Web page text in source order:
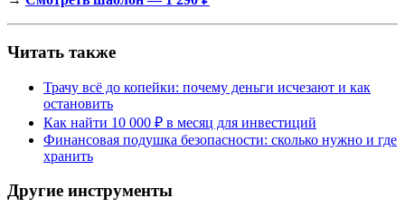
Читать также
Трачу всё до копейки: почему деньги исчезают и как
остановить
Как найти 10 000 ₽ в месяц для инвестиций
Финансовая подушка безопасности: сколько нужно и где
хранить
Другие инструменты